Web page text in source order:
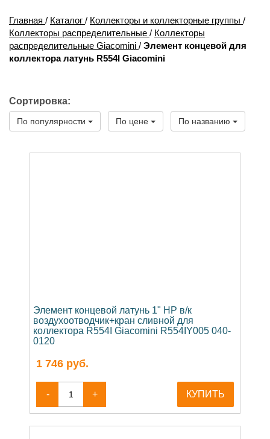
Главная / Каталог / Коллекторы и коллекторные группы /
Коллекторы распределительные / Коллекторы
распределительные Giacomini / Элемент концевой для
коллектора латунь R554I Giacomini
Сортировка:
По популярности По цене По названию
Элемент концевой латунь 1" НР в/к
воздухоотводчик+кран сливной для
коллектора R554I Giacomini R554IY005 040-
0120
1 746 руб.
- + КУПИТЬ